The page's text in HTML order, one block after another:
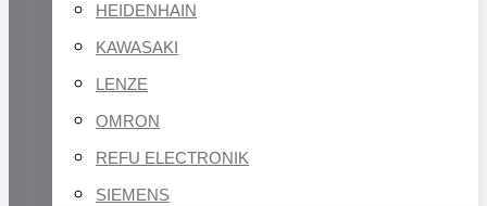
HEIDENHAIN
KAWASAKI
LENZE
OMRON
REFU ELECTRONIK
SIEMENS